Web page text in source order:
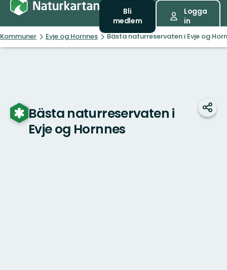
Bli
medlem
Logga
in
Kommuner Evje og Hornnes Bästa naturreservaten i Evje og
Bästa naturreservaten i
Evje og Hornnes
Dela